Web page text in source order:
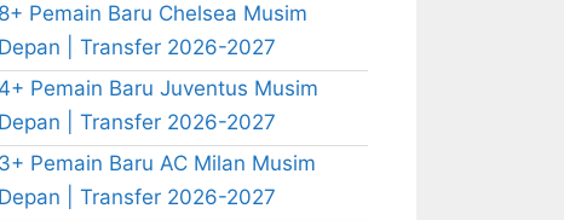
8+ Pemain Baru Chelsea Musim
Depan | Transfer 2026-2027
4+ Pemain Baru Juventus Musim
Depan | Transfer 2026-2027
3+ Pemain Baru AC Milan Musim
Depan | Transfer 2026-2027